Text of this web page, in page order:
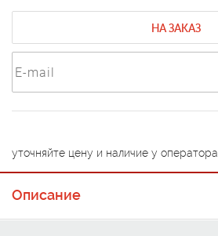
НА ЗАКАЗ
уточняйте цену и наличие у оператора
Описание